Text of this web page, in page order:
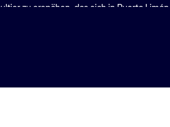
zu erspähen, das sich in Puerto Limón
und sogar Schweinen in
die portugiesische